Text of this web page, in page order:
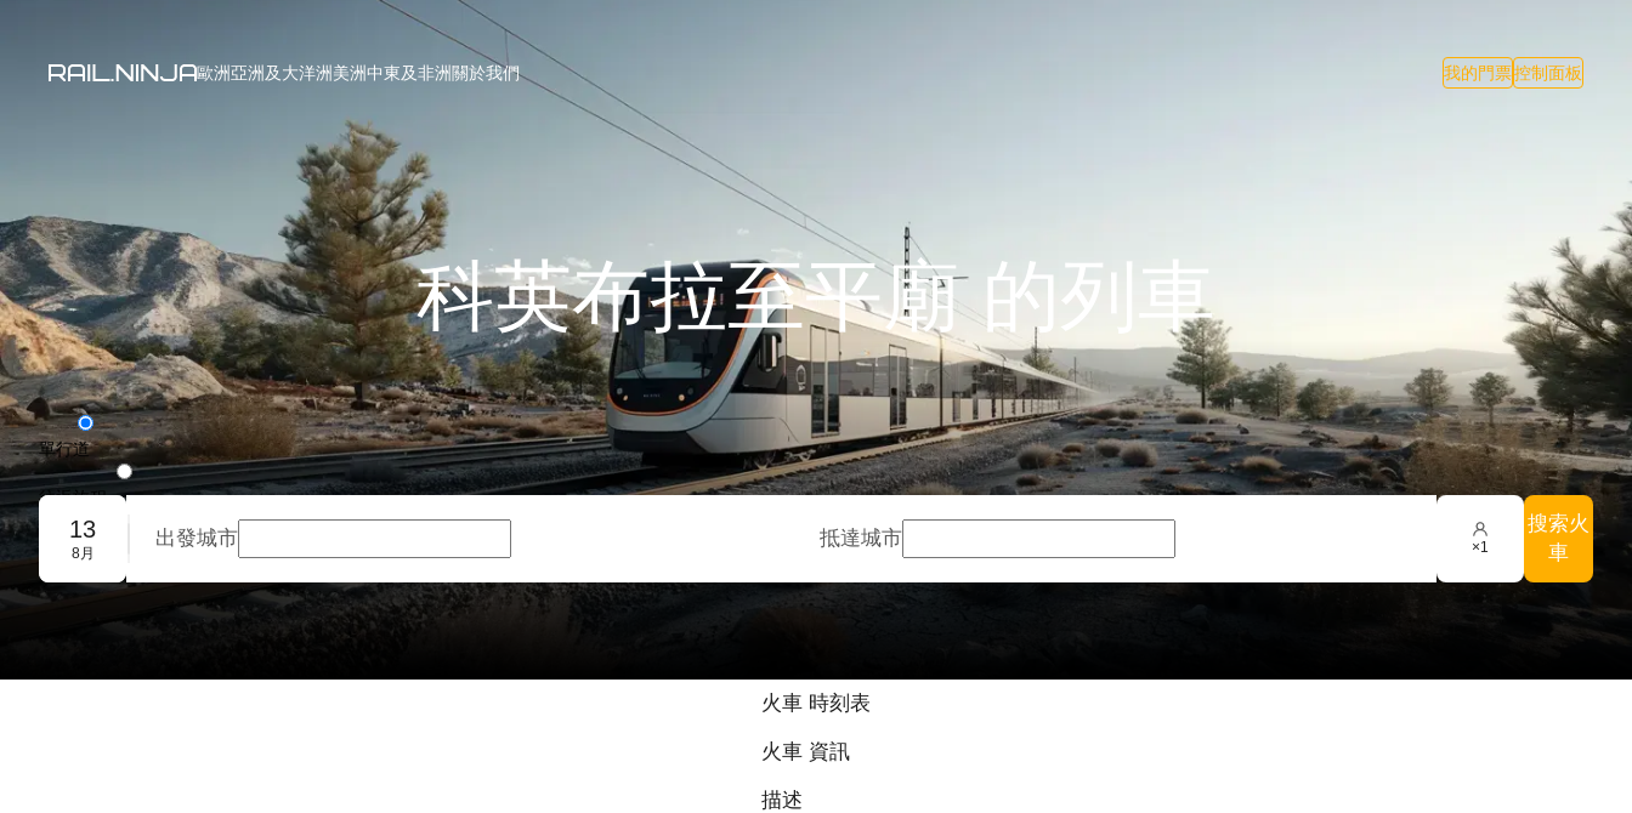
歐洲亞洲及大洋洲美洲中東及非洲關於我們 我的門票控制面板
科英布拉至平廟 的列車
單行道
往返旅程
團體預訂
13
8月
出發城市 抵達城市 ×1
搜索火
車
火車 時刻表
火車 資訊
描述